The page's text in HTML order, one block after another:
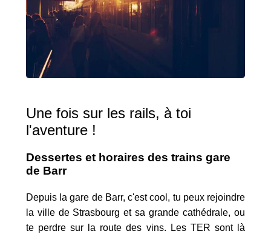
Une fois sur les rails, à toi
l'aventure !
Dessertes et horaires des trains gare
de Barr
Depuis la gare de Barr, c'est cool, tu peux rejoindre
la ville de Strasbourg et sa grande cathédrale, ou
te perdre sur la route des vins. Les TER sont là